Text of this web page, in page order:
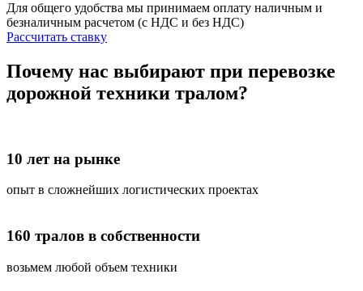
Для общего удобства мы принимаем оплату наличным и
безналичным расчетом (с НДС и без НДС)
Рассчитать ставку
Почему нас выбирают при перевозке
дорожной техники тралом?
10 лет на рынке
опыт в сложнейших логистических проектах
160 тралов в собственности
возьмем любой объем техники